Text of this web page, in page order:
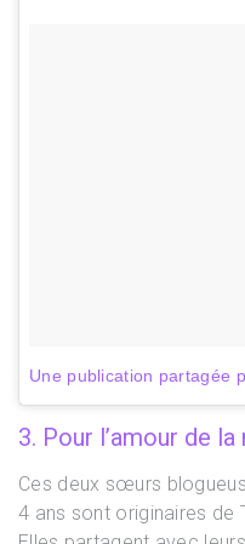
3. Pour l’amour de
Ces deux sœurs
4 ans sont originaires de